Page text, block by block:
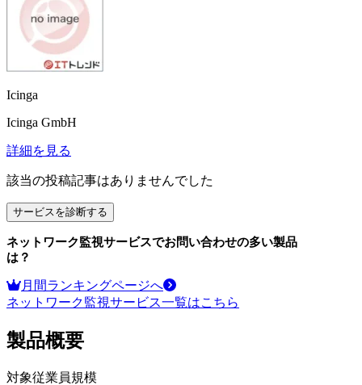
Icinga
Icinga GmbH
詳細を見る
該当の投稿記事はありませんでした
サービスを診断する
ネットワーク監視サービスでお問い合わせの多い製品
は？
月間ランキングページへ
ネットワーク監視サービス一覧はこちら
製品概要
対象従業員規模